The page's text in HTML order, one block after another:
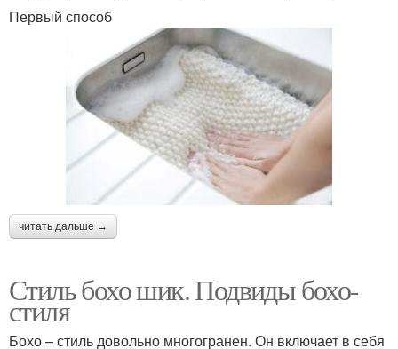
Первый способ
читать дальше →
Стиль бохо шик. Подвиды бохо-
стиля
Бохо – стиль довольно многогранен. Он включает в себя